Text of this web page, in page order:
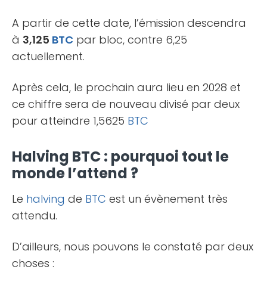
A partir de cette date, l’émission descendra
à 3,125 BTC par bloc, contre 6,25
actuellement.
Après cela, le prochain aura lieu en 2028 et
ce chiffre sera de nouveau divisé par deux
pour atteindre 1,5625 BTC
Halving BTC : pourquoi tout le
monde l’attend ?
Le halving de BTC est un évènement très
attendu.
D’ailleurs, nous pouvons le constaté par deux
choses :